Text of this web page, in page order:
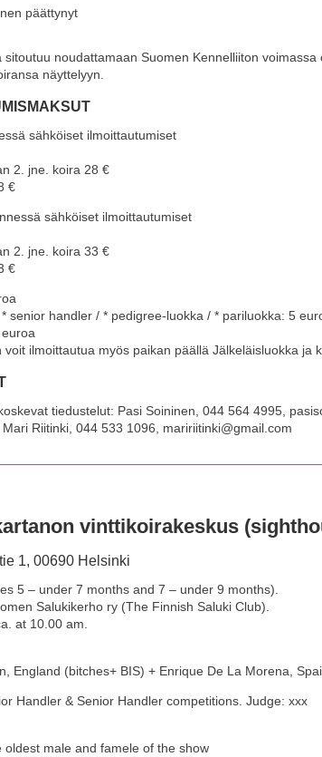
päättynyt
sitoutuu noudattamaan Suomen Kennelliiton
näyttelyyn.
sähköiset ilmoittautumiset
2. jne. koira 28 €
€
sähköiset ilmoittautumiset
2. jne. koira 33 €
€
senior handler / * pedigree-luokka / * pariluokka: 5
voit ilmoittautua myös paikan päällä Jälkeläisluokka ja
tiedustelut: Pasi Soininen, 044 564 4995,
Riitinki, 044 533 1096, maririitinki@gmail.com
vinttikoirakeskus
1, 00690 Helsinki
5 – under 7 months and 7 – under 9 months).
Salukikerho ry (The Finnish Saluki Club).
at 10.00 am.
England (bitches+ BIS) + Enrique De La Morena,
Handler & Senior Handler competitions. Judge: xxx
oldest male and famele of the show